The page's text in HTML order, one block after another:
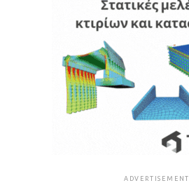
ADVERTISEMENT